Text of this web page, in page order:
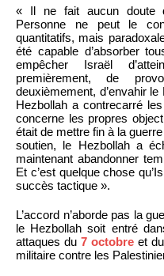
« Il ne fait aucun doute
Personne ne peut le
quantitatifs, mais
été capable d’absorber
empêcher Israël
premièrement, de
deuxièmement, d’envahir
Hezbollah a contrecarré
concerne les propres
était de mettre fin à la
soutien, le Hezbollah a
maintenant abandonner
Et c’est quelque chose
succès tactique ».
L’accord n’aborde pas la
le Hezbollah soit entré
attaques du 7 octobre et
militaire contre les